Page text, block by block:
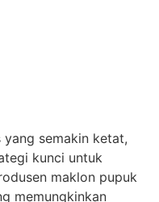
yang semakin ketat,
kunci untuk
maklon pupuk
memungkinkan